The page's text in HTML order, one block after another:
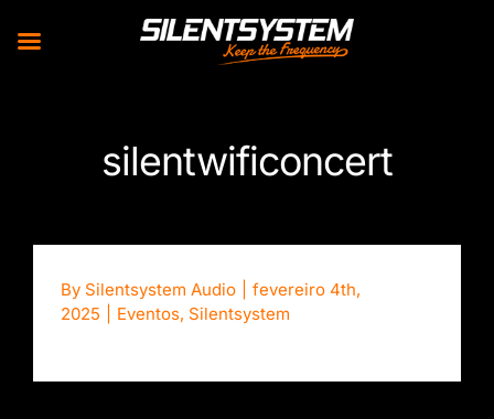
silentwificoncert
By Silentsystem Audio
fevereiro 4th,
2025
Eventos, Silentsystem